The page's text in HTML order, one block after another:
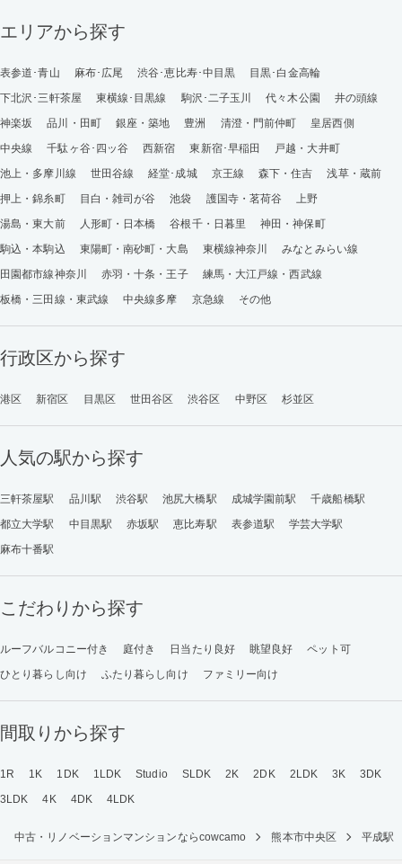
エリアから探す
表参道･青山 麻布･広尾 渋谷･恵比寿･中目黒
目黒･白金高輪
下北沢･三軒茶屋
東横線･目黒線 駒沢･二子玉川 代々木公園
井の頭線
神楽坂
品川・田町 銀座・築地 豊洲 清澄・門前仲町
皇居西側
中央線
千駄ヶ谷･四ッ谷 西新宿 東新宿･早稲田
戸越・大井町
池上・多摩川線
世田谷線 経堂･成城 京王線 森下・住吉
浅草・蔵前
押上・錦糸町
目白・雑司が谷 池袋 護国寺・茗荷谷
上野
湯島・東大前
人形町・日本橋 谷根千・日暮里
神田・神保町
駒込・本駒込
東陽町・南砂町・大島 東横線神奈川
みなとみらい線
田園都市線神奈川
赤羽・十条・王子
練馬・大江戸線・西武線
板橋・三田線・東武線
中央線多摩 京急線 その他
行政区から探す
港区 新宿区 目黒区 世田谷区 渋谷区 中野区 杉並区
人気の駅から探す
三軒茶屋駅 品川駅 渋谷駅 池尻大橋駅 成城学園前駅
千歳船橋駅
都立大学駅
中目黒駅 赤坂駅 恵比寿駅 表参道駅
学芸大学駅
麻布十番駅
こだわりから探す
ルーフバルコニー付き 庭付き 日当たり良好 眺望良好
ペット可
ひとり暮らし向け
ふたり暮らし向け ファミリー向け
間取りから探す
1R 1K 1DK 1LDK Studio SLDK 2K 2DK 2LDK 3K
3DK
3LDK
4K 4DK 4LDK
中古・リノベーションマンションならcowcamo 熊本市中央区 平成駅